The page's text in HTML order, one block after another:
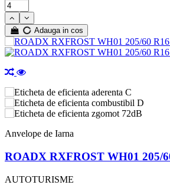
Adauga in cos
C
D
72dB
Anvelope de Iarna
ROADX RXFROST WH01 205/
AUTOTURISME